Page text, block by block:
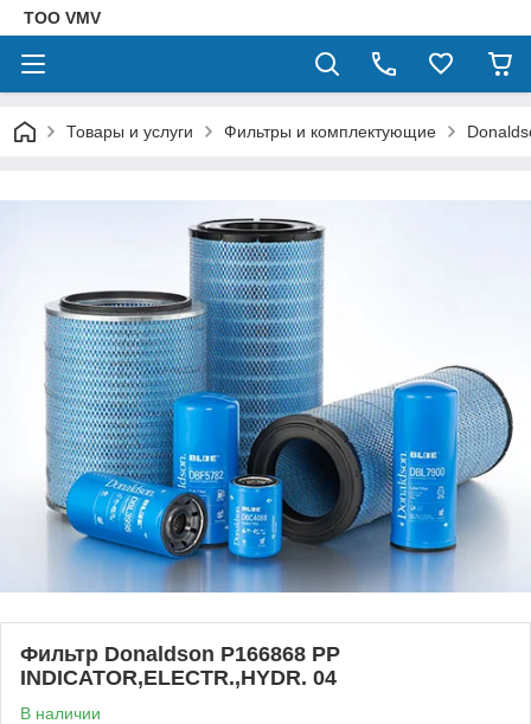
ТОО VMV
Товары и услуги Фильтры и комплектующие
Фильтр Donaldson P166868 PP
INDICATOR,ELECTR.,HYDR. 04
В наличии